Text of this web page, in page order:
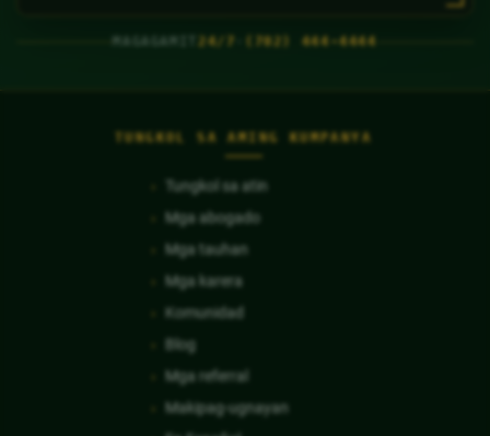
24/7 (702) 444-4444
TUNGKOL SA AMING KUMPANYA
Tungkol sa atin
Mga abogado
Mga tauhan
Mga karera
Komunidad
Blog
Mga referral
Makipag-ugnayan